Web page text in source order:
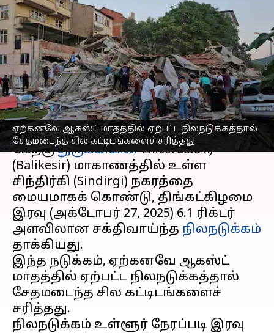
ஏற்கனவே ஆகஸ்ட் மாதத்தில் ஏற்பட்ட நிலநடுக்கத்தால்
சேதமடைந்த சில கட்டிடங்களைச் சரித்தது
மேற்கு துருக்கியில் 6.1
ரிக்டர் நிலநடுக்கம்:
கட்டிடங்கள் சரிந்தன,
உயிர் சேதம் இல்லை
எழுதியவர் Venkatalakshmi V Oct 28, 2025 03:19 pm
செய்தி முன்னோட்டம்
மேற்குதுருக்கியின்பாலிகேசிர்
(Balikesir) மாகாணத்தில் உள்ள
சிந்திர்கி (Sindirgi) நகரத்தை
மையமாகக் கொண்டு, திங்கட்கிழமை
இரவு (அக்டோபர் 27, 2025) 6.1 ரிக்டர்
அளவிலான சக்திவாய்ந்த நிலநடுக்கம்
தாக்கியது.
இந்த நடுக்கம், ஏற்கனவே ஆகஸ்ட்
மாதத்தில் ஏற்பட்ட நிலநடுக்கத்தால்
சேதமடைந்த சில கட்டிடங்களைச்
சரித்தது.
நிலநடுக்கம் உள்ளூர் நேரப்படி இரவு